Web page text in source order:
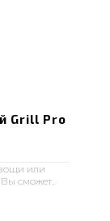
Grill Pro
или
сможет..